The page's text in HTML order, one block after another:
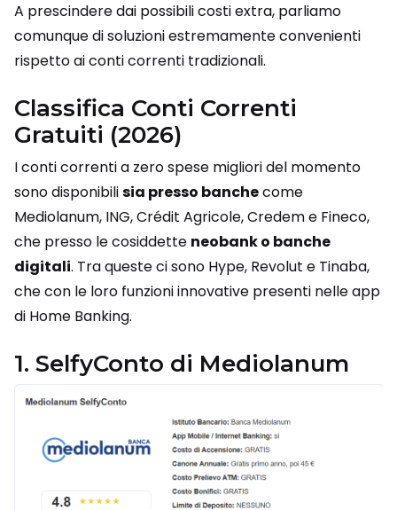
A prescindere dai possibili costi extra, parliamo
comunque di soluzioni estremamente convenienti
rispetto ai conti correnti tradizionali.
Classifica Conti Correnti
Gratuiti (2026)
I conti correnti a zero spese migliori del momento
sono disponibilisia presso banchecome
Mediolanum, ING, Crédit Agricole, Credem e Fineco,
che presso le cosiddette neobank o banche
digitali. Tra queste ci sono Hype, Revolut e Tinaba,
che con le loro funzioni innovative presenti nelle app
di Home Banking.
1. SelfyConto di Mediolanum